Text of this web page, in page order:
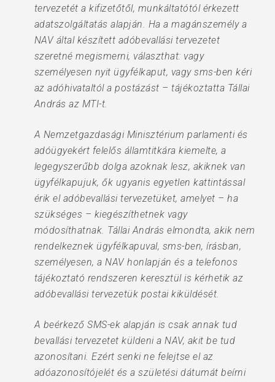
tervezetét a kifizetőtől, munkáltatótól érkezett
adatszolgáltatás alapján. Ha a magánszemély a
NAV által készített adóbevallási tervezetet
szeretné megismerni, választhat: vagy
személyesen nyit ügyfélkaput, vagy sms-ben kéri
az adóhivataltól a postázást – tájékoztatta Tállai
András az MTI-t.
A Nemzetgazdasági Minisztérium parlamenti és
adóügyekért felelős államtitkára kiemelte, a
legegyszerűbb dolga azoknak lesz, akiknek van
ügyfélkapujuk, ők ugyanis egyetlen kattintással
érik el adóbevallási tervezetüket, amelyet – ha
szükséges – kiegészíthetnek vagy
módosíthatnak. Tállai András elmondta, akik nem
rendelkeznek ügyfélkapuval, sms-ben, írásban,
személyesen, a NAV honlapján és a telefonos
tájékoztató rendszeren keresztül is kérhetik az
adóbevallási tervezetük postai kiküldését.
A beérkező SMS-ek alapján is csak annak tud
bevallási tervezetet küldeni a NAV, akit be tud
azonosítani. Ezért senki ne felejtse el az
adóazonosítójelét és a születési dátumát beírni